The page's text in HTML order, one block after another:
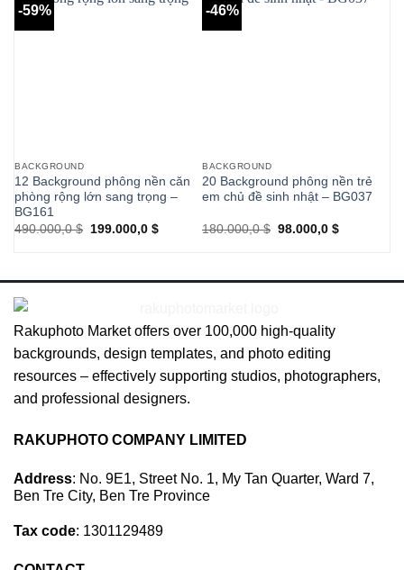
-59%
BACKGROUND
12 Background phông nền căn
phòng rộng lớn sang trọng –
BG161
490.000,0$ Original
199.000,0$Current
-46%
BACKGROUND
20 Background phông nền trẻ
em chủ đề sinh nhật – BG037
180.000,0$ Original
98.000,0$Current
Rakuphoto Market offers over 100,000 high-quality
backgrounds, design templates, and photo editing
resources – effectively supporting studios, photographers,
and professional designers.
RAKUPHOTO COMPANY LIMITED
Address: No. 9E1, Street No. 1, My Tan Quarter, Ward 7,
Ben Tre City, Ben Tre Province
Tax code: 1301129489